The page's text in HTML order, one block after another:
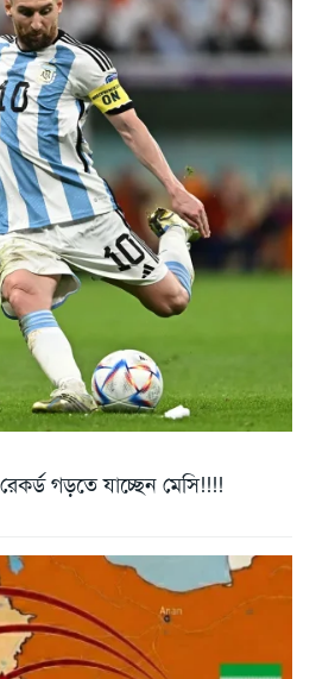
গড়তে যাচ্ছেন মেসি!!!!